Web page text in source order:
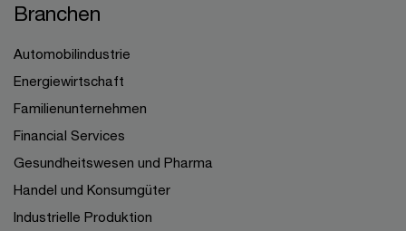
Branchen
Automobilindustrie
Energiewirtschaft
Familienunternehmen
Financial Services
Gesundheitswesen und Pharma
Handel und Konsumgüter
Industrielle Produktion